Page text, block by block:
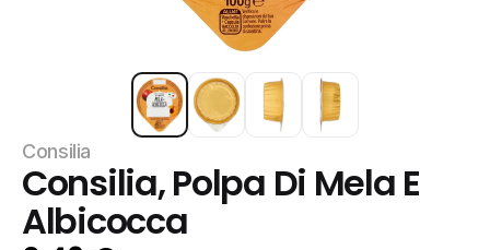
Consilia
Consilia, Polpa Di Mela E
Albicocca